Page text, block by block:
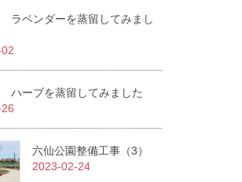
ラベンダーを蒸留してみまし
ハーブを蒸留してみました
六仙公園整備工事（3）
2023-02-24